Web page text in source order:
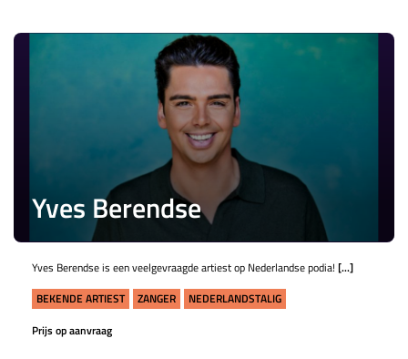
Yves Berendse
Yves Berendse is een veelgevraagde artiest op Nederlandse podia! [...]
BEKENDE ARTIEST
ZANGER
NEDERLANDSTALIG
Prijs op aanvraag